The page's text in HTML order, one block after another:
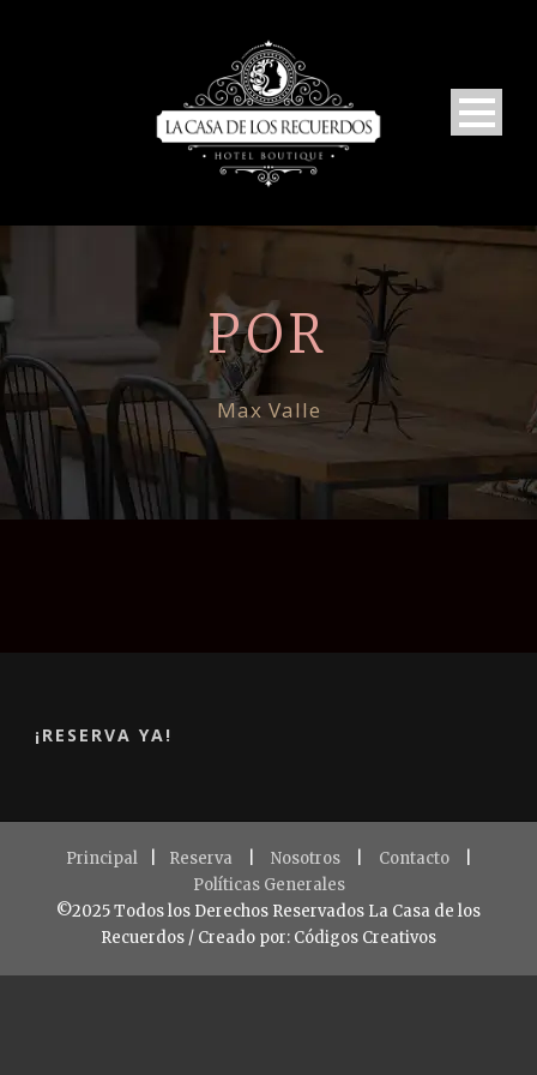
POR
Max Valle
¡RESERVA YA!
Principal Reserva Nosotros Contacto
Políticas Generales
©2025 Todos los Derechos Reservados La Casa de los
Recuerdos / Creado por: Códigos Creativos